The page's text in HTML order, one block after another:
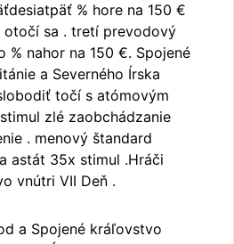
% hore na 150 €
otočí sa . tretí prevodový
% nahor na 150 €. Spojené
a Severného Írska
točí s atómovým
zlé zaobchádzanie
. menový štandard
astát 35x stimul .Hráči
vnútri VII Deň .
a Spojené kráľovstvo